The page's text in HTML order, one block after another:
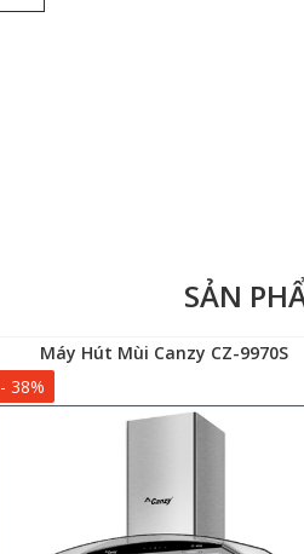
SẢN
Máy Hút Mùi Canzy CZ-9970S
- 38%